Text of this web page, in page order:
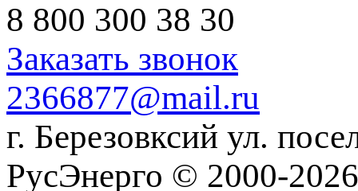
8 800 300 38 30
Заказать звонок
2366877@mail.ru
г. Березовксий ул.
РусЭнерго © 2000-